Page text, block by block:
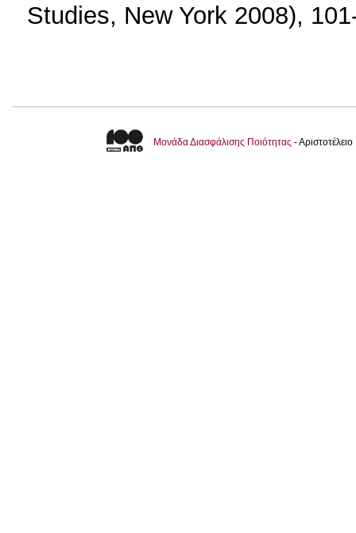
Studies, New York 2008),
Μονάδα Διασφάλισης Ποιότητας -